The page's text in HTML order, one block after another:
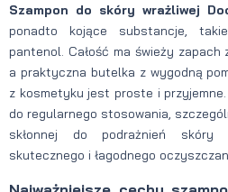
Szampon do skóry wrażliwej
ponadto kojące substancje,
pantenol. Całość ma świeży
a praktyczna butelka z wygodną
z kosmetyku jest proste i
do regularnego stosowania,
skłonnej do podrażnień skóry
skutecznego i łagodnego